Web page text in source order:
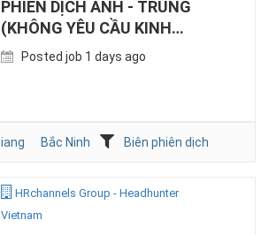
PHIÊN DỊCH ANH - TRUNG
(KHÔNG YÊU CẦU KINH
NGHIỆM)
Posted job 1 days ago
Bắc Ninh Biên phiên dịch
HRchannels Group - Headhunter
Vietnam